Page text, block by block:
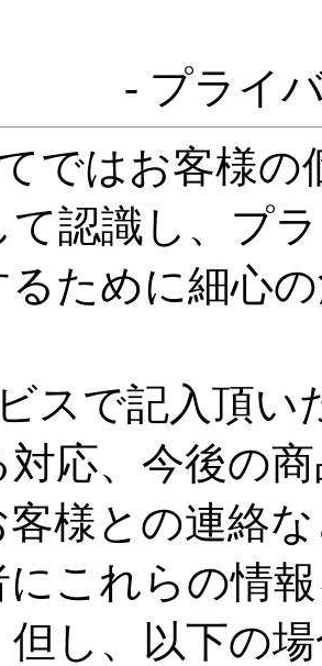
- プライ
ではお客様の
て認識し、プ
るために細心
スで記入頂い
対応、今後の
客様との連絡
にこれらの情
但し、以下の